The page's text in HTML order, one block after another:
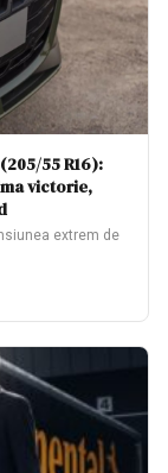
55 R16):
victorie,
extrem de